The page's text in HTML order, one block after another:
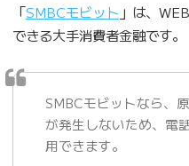
「SMBCモビット 」は、
できる大手消費者金融です。
SMBCモビットなら、
が発生しないため、電
用できます。